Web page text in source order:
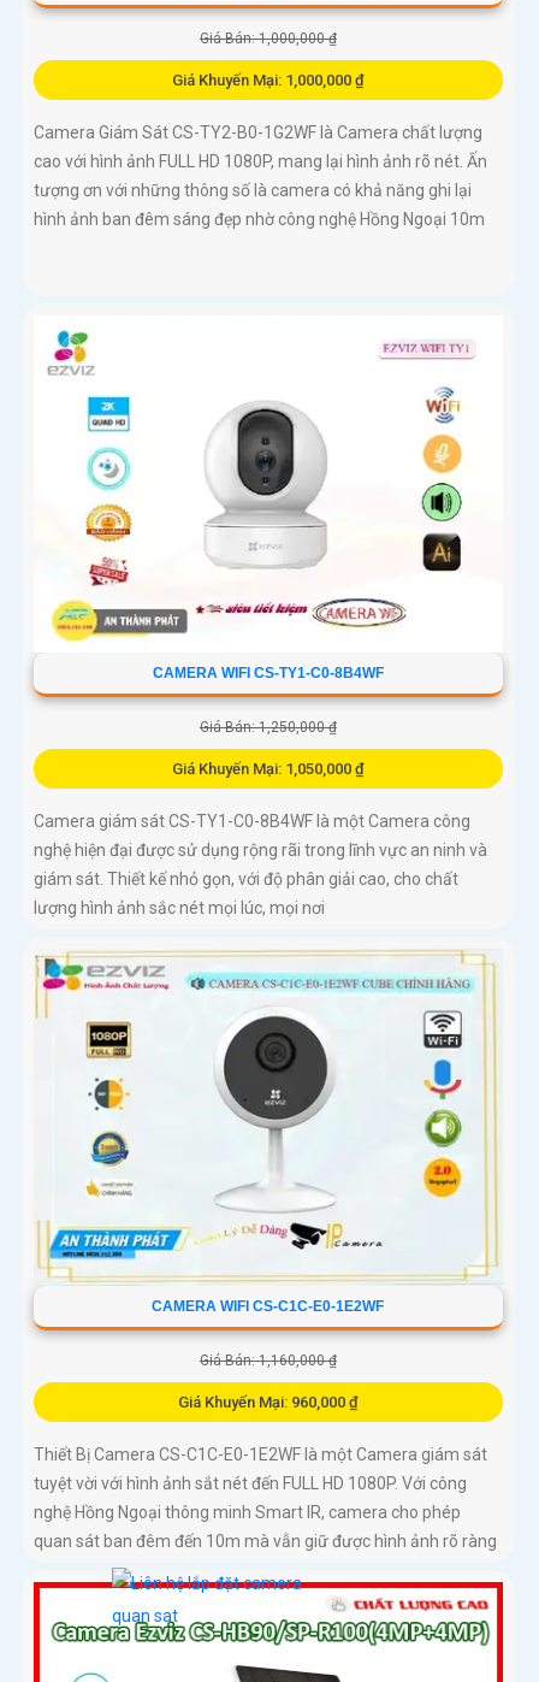
Giá Bán: 1,000,000 ₫
Giá Khuyến Mại: 1,000,000 ₫
Camera Giám Sát CS-TY2-B0-1G2WF là Camera chất lượng
cao với hình ảnh FULL HD 1080P, mang lại hình ảnh rõ nét. Ấn
tượng ơn với những thông số là camera có khả năng ghi lại
hình ảnh ban đêm sáng đẹp nhờ công nghệ Hồng Ngoại 10m
CAMERA WIFI CS-TY1-C0-8B4WF
Giá Bán: 1,250,000 ₫
Giá Khuyến Mại: 1,050,000 ₫
Camera giám sát CS-TY1-C0-8B4WF là một Camera công
nghệ hiện đại được sử dụng rộng rãi trong lĩnh vực an ninh và
giám sát. Thiết kế nhỏ gọn, với độ phân giải cao, cho chất
lượng hình ảnh sắc nét mọi lúc, mọi nơi
CAMERA WIFI CS-C1C-E0-1E2WF
Giá Bán: 1,160,000 ₫
Giá Khuyến Mại: 960,000 ₫
Thiết Bị Camera CS-C1C-E0-1E2WF là một Camera giám sát
tuyệt vời với hình ảnh sắt nét đến FULL HD 1080P. Với công
nghệ Hồng Ngoại thông minh Smart IR, camera cho phép
quan sát ban đêm đến 10m mà vẫn giữ được hình ảnh rõ ràng